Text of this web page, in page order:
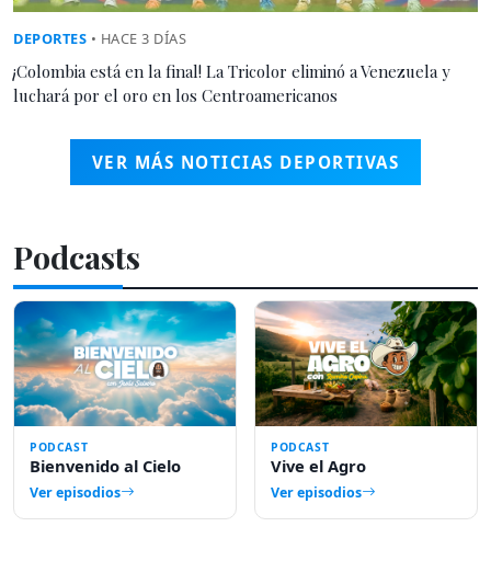
DEPORTES • HACE 3 DÍAS
¡Colombia está en la final! La Tricolor eliminó a Venezuela y
luchará por el oro en los Centroamericanos
VER MÁS NOTICIAS DEPORTIVAS
Podcasts
5 episodios
PODCAST
Bienvenido al Cielo
Ver episodios
PODCAST
Vive el Agro
Ver episodios